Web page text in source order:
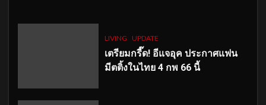
LIVING UPDATE
เตรียมกรี๊ด! อีแจอุค ประกาศแฟน
มีตติ้งในไทย 4 กพ 66 นี้